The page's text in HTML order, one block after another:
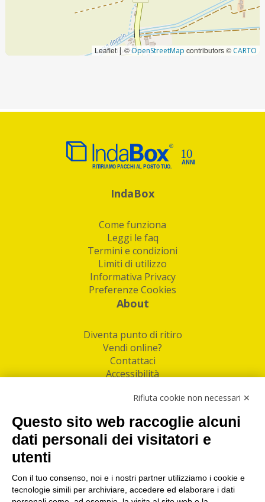
Leaflet|©OpenStreetMap contributors © CARTO
IndaBox
Come funziona
Leggi le faq
Termini e condizioni
Limiti di utilizzo
Informativa Privacy
Preferenze Cookies
About
Diventa punto di ritiro
Vendi online?
Contattaci
Accessibilità
Facebook
Linkedin
I nostri punti di ritiro e spedizione pacchi nelle
maggiori città italiane
Torino|Milano|Roma|Bologna|Firenze| Genova
Rifiuta cookie non necessari ✕
Questo sito web raccoglie alcuni
dati personali dei visitatori e
utenti
Con il tuo consenso, noi e i nostri partner utilizziamo i cookie e
tecnologie simili per archiviare, accedere ed elaborare i dati